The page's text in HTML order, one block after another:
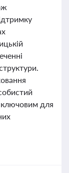
ключовим для